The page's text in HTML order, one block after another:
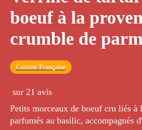
boeuf à la
crumble de
Cuisine Française
sur 21 avis
Petits morceaux de boeuf cru liés à
parfumés au basilic, accompagnés